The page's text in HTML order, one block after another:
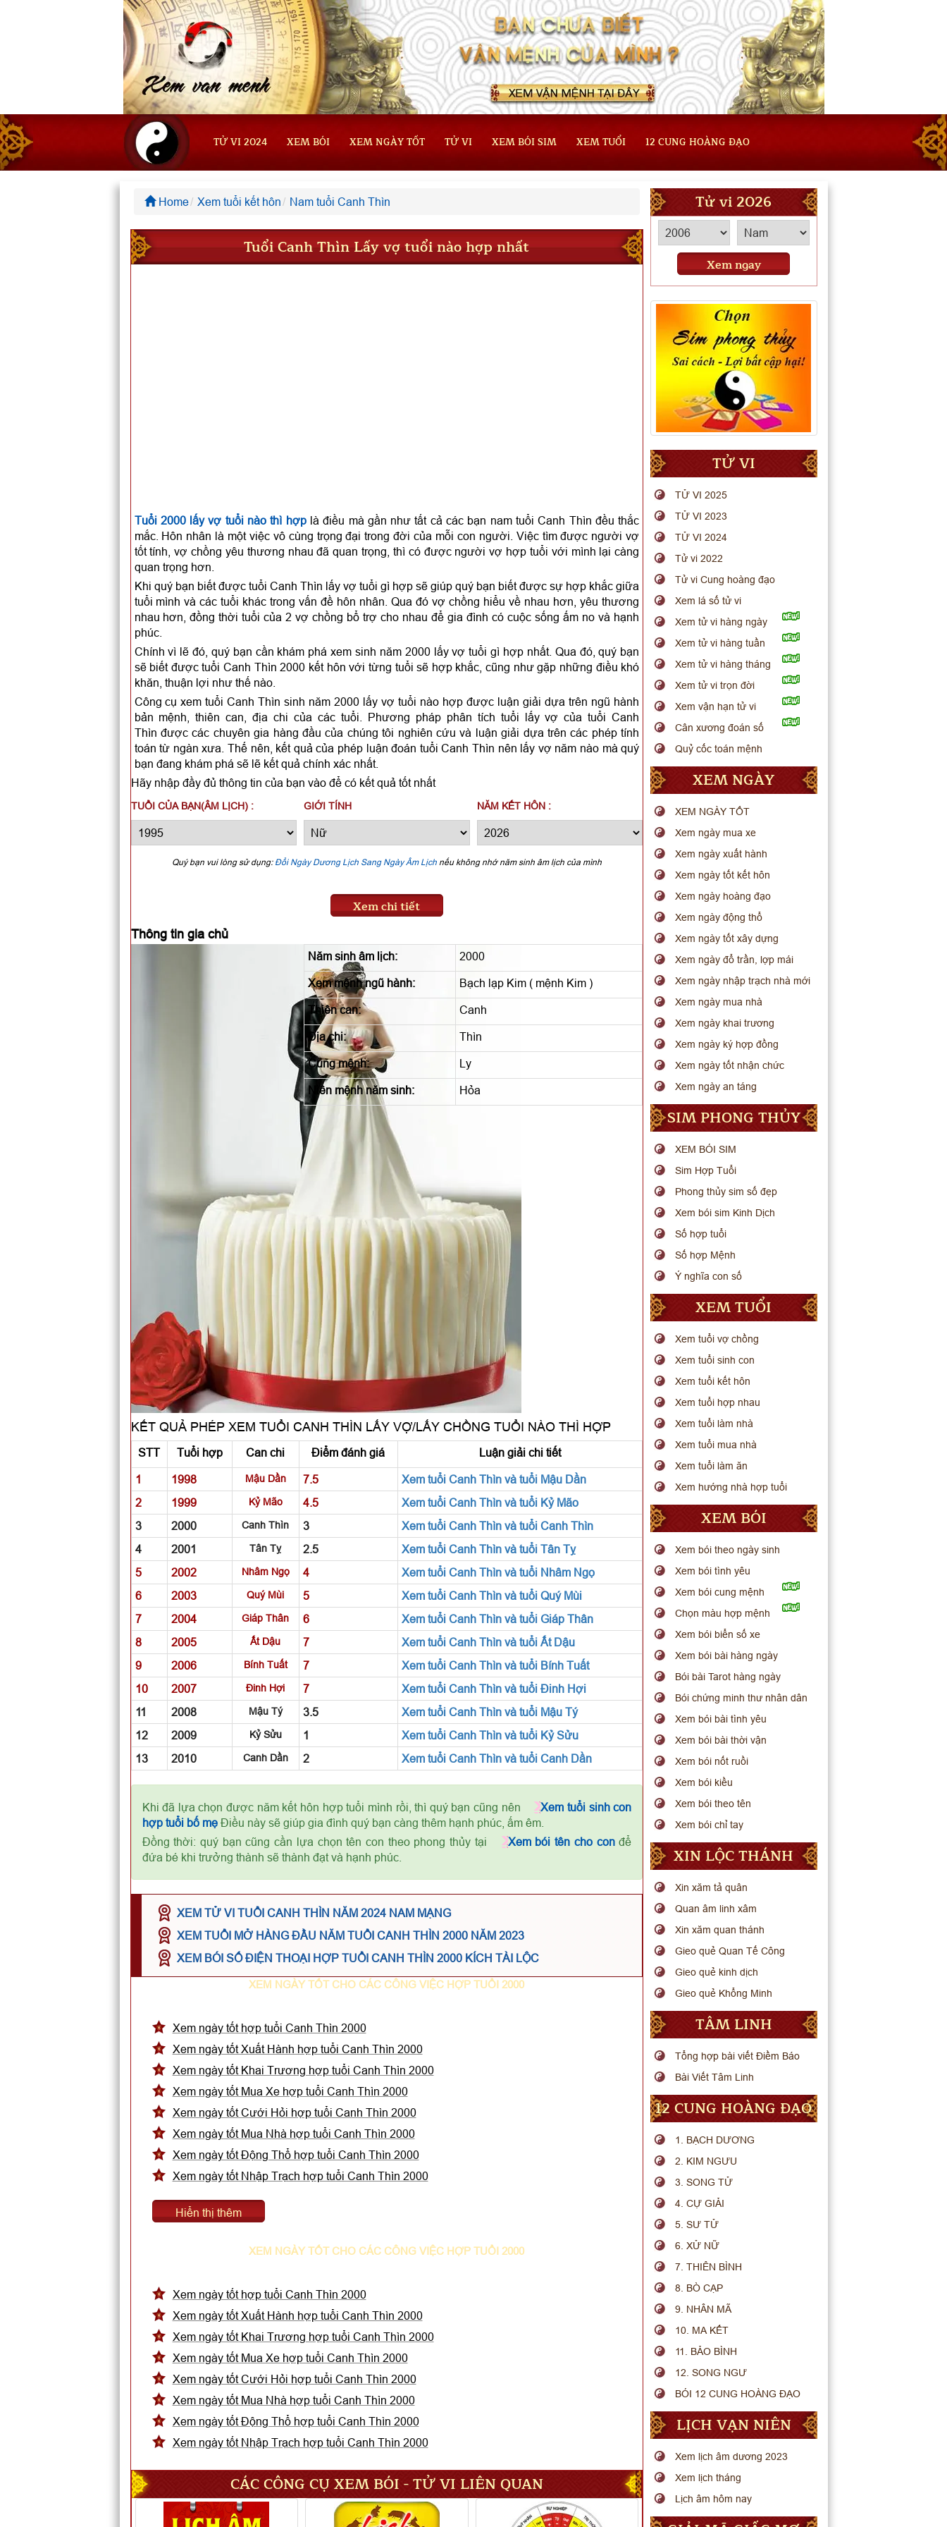
TỬ VI 2024 XEM BÓI XEM NGÀY TỐT TỬ VI XEM BÓI SIM XEM TUỔI 12 CUNG HOÀNG ĐẠO
Home Xem tuổi kết hôn Nam tuổi Canh Thìn
Tuổi Canh Thìn Lấy vợ tuổi nào hợp nhất
Tuổi 2000 lấy vợ tuổi nào thì hợplà điều mà gần như tất cả các bạn nam tuổi Canh Thìn đều thắc
mắc. Hôn nhân là một việc vô cùng trọng đại trong đời của mỗi con người. Việc tìm được người vợ
tốt tính, vợ chồng yêu thương nhau đã quan trọng, thì có được người vợ hợp tuổi với mình lại càng
quan trọng hơn.
Khi quý bạn biết được tuổi Canh Thìn lấy vợ tuổi gì hợp sẽ giúp quý bạn biết được sự hợp khắc giữa
tuổi mình và các tuổi khác trong vấn đề hôn nhân. Qua đó vợ chồng hiểu về nhau hơn, yêu thương
nhau hơn, đồng thời tuổi của 2 vợ chồng bổ trợ cho nhau để gia đình có cuộc sống ấm no và hạnh
phúc.
Chính vì lẽ đó, quý bạn cần khám phá xem sinh năm 2000 lấy vợ tuổi gì hợp nhất. Qua đó, quý bạn
sẽ biết được tuổi Canh Thìn 2000 kết hôn với từng tuổi sẽ hợp khắc, cũng như gặp những điều khó
khăn, thuận lợi như thế nào.
Công cụ xem tuổi Canh Thìn sinh năm 2000 lấy vợ tuổi nào hợp được luận giải dựa trên ngũ hành
bản mệnh, thiên can, địa chi của các tuổi. Phương pháp phân tích tuổi lấy vợ của tuổi Canh
Thìn được các chuyên gia hàng đầu của chúng tôi nghiên cứu và luận giải dựa trên các phép tính
toán từ ngàn xưa. Thế nên, kết quả của phép luận đoán tuổi Canh Thìn nên lấy vợ năm nào mà quý
bạn đang khám phá sẽ lẽ kết quả chính xác nhất.
Hãy nhập đầy đủ thông tin của bạn vào để có kết quả tốt nhất
TUỔI CỦA BẠN(ÂM LỊCH) : GIỚI TÍNH NĂM KẾT HÔN :
Quý bạn vui lòng sử dụng: Đổi Ngày Dương Lịch Sang Ngày Âm Lịchnếu không nhớ năm sinh âm lịch của mình
Xem chi tiết
Thông tin gia chủ
Năm sinh âm lịch: 2000
Xem mệnh ngũ hành: Bạch lạp Kim ( mệnh Kim )
Thiên can: Canh
Địa chi: Thìn
Cung mệnh: Ly
Niên mệnh năm sinh: Hỏa
KẾT QUẢ PHÉP XEM TUỔI CANH THÌN LẤY VỢ/LẤY CHỒNG TUỔI NÀO THÌ HỢP
STT Tuổi hợp Can chi Điểm đánh giá Luận giải chi tiết
1 1998 Mậu Dần 7.5
Xem tuổi Canh Thìn và tuổi Mậu Dần
2
1999 Kỷ Mão 4.5
Xem tuổi Canh Thìn và tuổi Kỷ Mão
3
2000 Canh Thìn 3
Xem tuổi Canh Thìn và tuổi Canh Thìn
4
2001 Tân Tỵ 2.5
Xem tuổi Canh Thìn và tuổi Tân Tỵ
5
2002 Nhâm Ngọ 4
Xem tuổi Canh Thìn và tuổi Nhâm Ngọ
6
2003 Quý Mùi 5
Xem tuổi Canh Thìn và tuổi Quý Mùi
7
2004 Giáp Thân 6
Xem tuổi Canh Thìn và tuổi Giáp Thân
8
2005 Ất Dậu 7
Xem tuổi Canh Thìn và tuổi Ất Dậu
9
2006 Bính Tuất 7
Xem tuổi Canh Thìn và tuổi Bính Tuất
10
2007 Đinh Hợi 7
Xem tuổi Canh Thìn và tuổi Đinh Hợi
11
2008 Mậu Tý 3.5
Xem tuổi Canh Thìn và tuổi Mậu Tý
12
2009 Kỷ Sửu 1
Xem tuổi Canh Thìn và tuổi Kỷ Sửu
13
2010 Canh Dần 2 Xem tuổi Canh Thìn và tuổi Canh Dần
Khi đã lựa chọn được năm kết hôn hợp tuổi mình rồi, thì quý bạn cũng nên
Xem tuổi sinh con
hợp tuổi bố mẹĐiều này sẽ giúp gia đình quý bạn càng thêm hạnh phúc, ấm êm.
Đồng thời: quý bạn cũng cần lựa chọn tên con theo phong thủy tại
Xem bói tên cho conđể
đứa bé khi trưởng thành sẽ thành đạt và hạnh phúc.
XEM TỬ VI TUỔI CANH THÌN NĂM 2024 NAM MẠNG
XEM TUỔI MỞ HÀNG ĐẦU NĂM TUỔI CANH THÌN 2000 NĂM 2023
XEM BÓI SỐ ĐIỆN THOẠI HỢP TUỔI CANH THÌN 2000 KÍCH TÀI LỘC
XEM NGÀY TỐT CHO CÁC CÔNG VIỆC HỢP TUỔI 2000
Xem ngày tốt hợp tuổi Canh Thìn 2000
Xem ngày tốt Xuất Hành hợp tuổi Canh Thìn 2000
Xem ngày tốt Khai Trương hợp tuổi Canh Thìn 2000
Xem ngày tốt Mua Xe hợp tuổi Canh Thìn 2000
Xem ngày tốt Cưới Hỏi hợp tuổi Canh Thìn 2000
Xem ngày tốt Mua Nhà hợp tuổi Canh Thìn 2000
Xem ngày tốt Động Thổ hợp tuổi Canh Thìn 2000
Xem ngày tốt Nhập Trạch hợp tuổi Canh Thìn 2000
Hiển thị thêm
XEM NGÀY TỐT CHO CÁC CÔNG VIỆC HỢP TUỔI 2000
Xem ngày tốt hợp tuổi Canh Thìn 2000
Xem ngày tốt Xuất Hành hợp tuổi Canh Thìn 2000
Xem ngày tốt Khai Trương hợp tuổi Canh Thìn 2000
Xem ngày tốt Mua Xe hợp tuổi Canh Thìn 2000
Xem ngày tốt Cưới Hỏi hợp tuổi Canh Thìn 2000
Xem ngày tốt Mua Nhà hợp tuổi Canh Thìn 2000
Xem ngày tốt Động Thổ hợp tuổi Canh Thìn 2000
Xem ngày tốt Nhập Trạch hợp tuổi Canh Thìn 2000
CÁC CÔNG CỤ XEM BÓI - TỬ VI LIÊN QUAN
Tử vi 2026
Xem ngay
TỬ VI
TỬ VI 2025
TỬ VI 2023
TỬ VI 2024
Tử vi 2022
Tử vi Cung hoàng đạo
Xem lá số tử vi
Xem tử vi hàng ngày
Xem tử vi hàng tuần
Xem tử vi hàng tháng
Xem tử vi trọn đời
Xem vận hạn tử vi
Cân xương đoán số
Quỷ cốc toán mệnh
XEM NGÀY
XEM NGÀY TỐT
Xem ngày mua xe
Xem ngày xuất hành
Xem ngày tốt kết hôn
Xem ngày hoàng đạo
Xem ngày động thổ
Xem ngày tốt xây dựng
Xem ngày đổ trần, lợp mái
Xem ngày nhập trạch nhà mới
Xem ngày mua nhà
Xem ngày khai trương
Xem ngày ký hợp đồng
Xem ngày tốt nhận chức
Xem ngày an táng
SIM PHONG THỦY
XEM BÓI SIM
Sim Hợp Tuổi
Phong thủy sim số đẹp
Xem bói sim Kinh Dịch
Số hợp tuổi
Số hợp Mệnh
Ý nghĩa con số
XEM TUỔI
Xem tuổi vợ chồng
Xem tuổi sinh con
Xem tuổi kết hôn
Xem tuổi hợp nhau
Xem tuổi làm nhà
Xem tuổi mua nhà
Xem tuổi làm ăn
Xem hướng nhà hợp tuổi
XEM BÓI
Xem bói theo ngày sinh
Xem bói tình yêu
Xem bói cung mệnh
Chọn màu hợp mệnh
Xem bói biển số xe
Xem bói bài hàng ngày
Bói bài Tarot hàng ngày
Bói chứng minh thư nhân dân
Xem bói bài tình yêu
Xem bói bài thời vận
Xem bói nốt ruồi
Xem bói kiều
Xem bói theo tên
Xem bói chỉ tay
XIN LỘC THÁNH
Xin xăm tả quân
Quan âm linh xâm
Xin xăm quan thánh
Gieo quẻ Quan Tế Công
Gieo quẻ kinh dịch
Gieo quẻ Khổng Minh
TÂM LINH
Tổng hợp bài viết Điềm Báo
Bài Viết Tâm Linh
12 CUNG HOÀNG ĐẠO
1. BẠCH DƯƠNG
2. KIM NGƯU
3. SONG TỬ
4. CỰ GIẢI
5. SƯ TỬ
6. XỬ NỮ
7. THIÊN BÌNH
8. BÒ CẠP
9. NHÂN MÃ
10. MA KẾT
11. BẢO BÌNH
12. SONG NGƯ
BÓI 12 CUNG HOÀNG ĐẠO
LỊCH VẠN NIÊN
Xem lịch âm dương 2023
Xem lịch tháng
Lịch âm hôm nay